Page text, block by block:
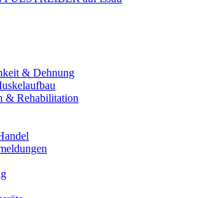
& Dehnung
& Rehabilitation